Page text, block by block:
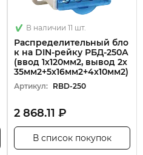
В наличии 11 шт.
Распределительный бло
к на DIN-рейку РБД-250А
(ввод 1х120мм2, вывод 2х
35мм2+5х16мм2+4х10мм2)
Артикул: RBD-250
2 868.11 ₽
В список покупок